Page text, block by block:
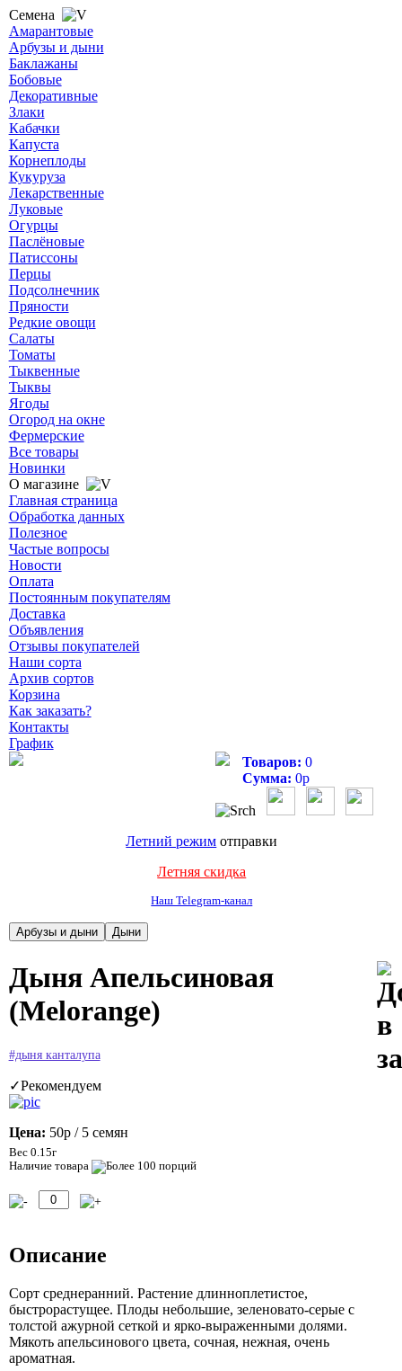
Семена
Амарантовые
Арбузы и дыни
Баклажаны
Бобовые
Декоративные
Злаки
Кабачки
Капуста
Корнеплоды
Кукуруза
Лекарственные
Луковые
Огурцы
Паслёновые
Патиссоны
Перцы
Подсолнечник
Пряности
Редкие овощи
Салаты
Томаты
Тыквенные
Тыквы
Ягоды
Огород на окне
Фермерские
Все товары
Новинки
О магазине
Главная страница
Обработка данных
Полезное
Частые вопросы
Новости
Оплата
Постоянным покупателям
Доставка
Объявления
Отзывы покупателей
Наши сорта
Архив сортов
Корзина
Как заказать?
Контакты
График
Товаров: 0
Сумма: 0р
Летний режим отправки
Летняя скидка
Наш Telegram-канал
Дыня Апельсиновая
(Melorange)
#дыня канталупа
✓Рекомендуем
Цена: 50р / 5 семян
Вес 0.15г
Наличие товара
Описание
Сорт среднеранний. Растение длинноплетистое,
быстрорастущее. Плоды небольшие, зеленовато-серые с
толстой ажурной сеткой и ярко-выраженными долями.
Мякоть апельсинового цвета, сочная, нежная, очень
ароматная.